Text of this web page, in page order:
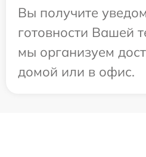
Вы получите
готовности Вашей
мы организуем
домой или в офис.